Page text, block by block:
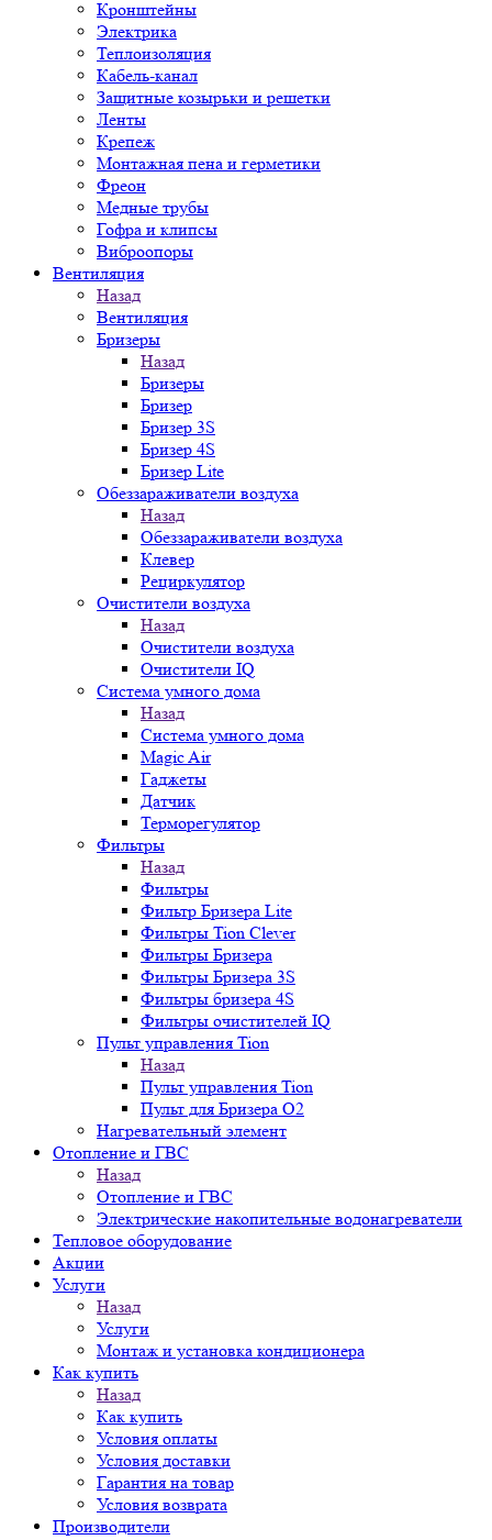
Кронштейны
Электрика
Теплоизоляция
Кабель-канал
Защитные козырьки и решетки
Ленты
Крепеж
Монтажная пена и герметики
Фреон
Медные трубы
Гофра и клипсы
Виброопоры
Вентиляция
Назад
Вентиляция
Бризеры
Назад
Бризеры
Бризер
Бризер 3S
Бризер 4S
Бризер Lite
Обеззараживатели воздуха
Назад
Обеззараживатели воздуха
Клевер
Рециркулятор
Очистители воздуха
Назад
Очистители воздуха
Очистители IQ
Система умного дома
Назад
Система умного дома
Magic Air
Гаджеты
Датчик
Терморегулятор
Фильтры
Назад
Фильтры
Фильтр Бризера Lite
Фильтры Tion Clever
Фильтры Бризера
Фильтры Бризера 3S
Фильтры бризера 4S
Фильтры очистителей IQ
Пульт управления Tion
Назад
Пульт управления Tion
Пульт для Бризера O2
Нагревательный элемент
Отопление и ГВС
Назад
Отопление и ГВС
Электрические накопительные водонагреватели
Тепловое оборудование
Акции
Услуги
Назад
Услуги
Монтаж и установка кондиционера
Как купить
Назад
Как купить
Условия оплаты
Условия доставки
Гарантия на товар
Условия возврата
Производители